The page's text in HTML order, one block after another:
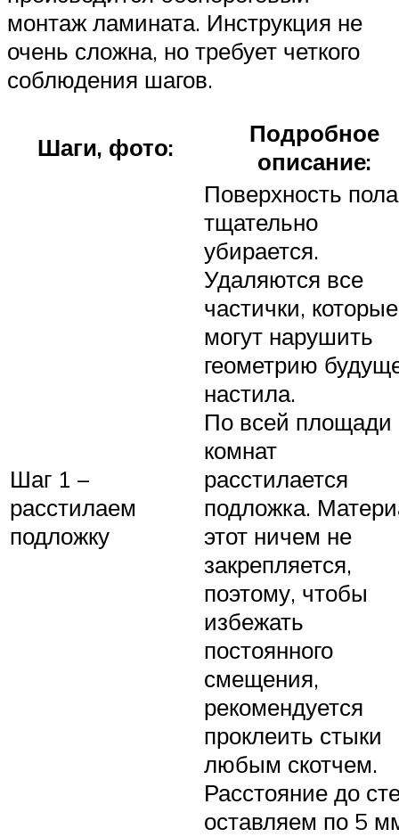
монтаж ламината. Инструкция не
очень сложна, но требует четкого
соблюдения шагов.
Шаги, фото:
Подробное
описание:
Шаг 1 –
расстилаем
подложку
Поверхность пола
тщательно
убирается.
Удаляются все
частички, которые
могут нарушить
геометрию
настила.
По всей площади
комнат
расстилается
подложка.
этот ничем не
закрепляется,
поэтому, чтобы
избежать
постоянного
смещения,
рекомендуется
проклеить стыки
любым скотчем.
Расстояние до
оставляем по 5